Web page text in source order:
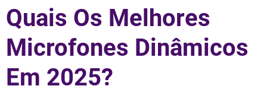
Quais Os Melhores
Microfones Dinâmicos
Em 2025?